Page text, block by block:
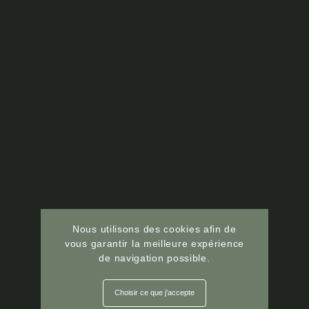
Nous utilisons des cookies afin de
vous garantir la meilleure expérience
de navigation possible.
Choisir ce que j'accepte